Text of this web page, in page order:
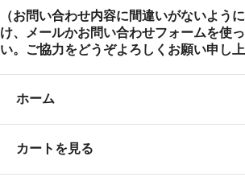
（お問い合わせ内容に間違いがないよう
け、メールかお問い合わせフォームを使
い。ご協力をどうぞよろしくお願い申し上
ホーム
カートを見る